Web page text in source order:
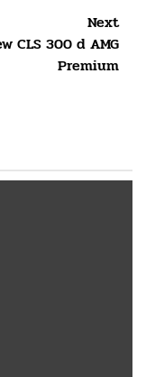
Next
CLS 300 d AMG
Premium